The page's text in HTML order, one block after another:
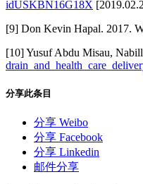
idUSKBN16G18X
[9] Don Kevin Hapal. 2017.
[10] Yusuf Abdu Misau,
分享此条目
分享 Weibo
分享 Facebook
分享 Linkedin
邮件分享